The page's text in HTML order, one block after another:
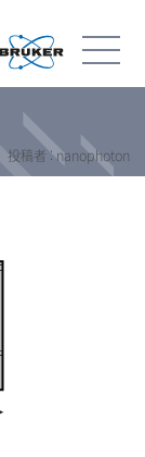
投稿者 : nanophoton